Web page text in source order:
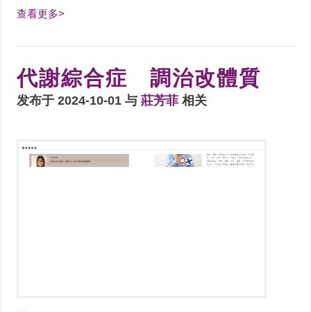
查看更多>
代謝綜合症 調治改體質
发布于 2024-10-01 与莊芳菲相关
...